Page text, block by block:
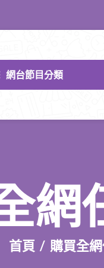
網台節目分類
網
首頁 購買全